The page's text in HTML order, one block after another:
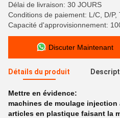
Délai de livraison: 30 JOURS
Conditions de paiement: L/C, D/P,
Capacité d'approvisionnement:
Discuter Maintenant
Détails du produit
Mettre en évidence:
machines de moulage injection
articles en plastique faisant la